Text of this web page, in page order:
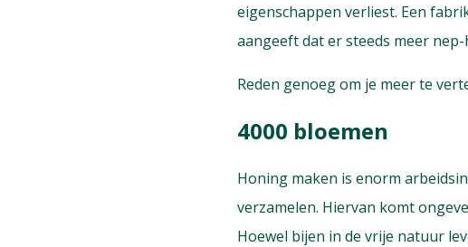
eigenschappen verliest. Een
aangeeft dat er steeds meer
Reden genoeg om je meer te
4000 bloemen
Honing maken is enorm
verzamelen. Hiervan komt
Hoewel bijen in de vrije natuur